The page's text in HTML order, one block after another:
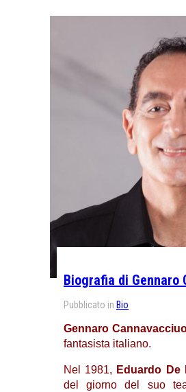
Biografia di Gennaro
Pubblicato in Bio
Gennaro
fantasista italiano.
Nel 1981, Eduardo De
del giorno del suo